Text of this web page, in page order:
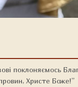
поклоняємось
Христе Боже!”